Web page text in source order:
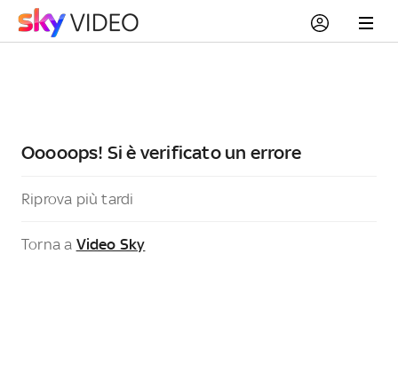
Ooooops! Si è verificato un errore
Riprova più tardi
Torna a Video Sky